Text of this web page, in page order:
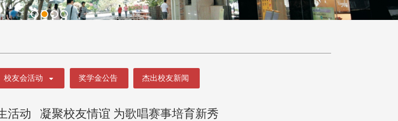
校友会活动 奖学金公告 杰出校友新闻
活动 凝聚校友情谊 为歌唱赛事培育新秀